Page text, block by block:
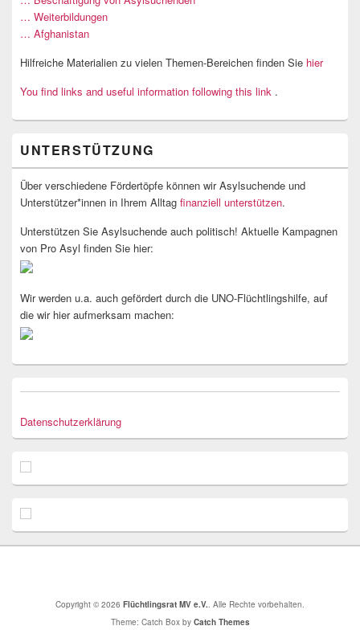
… Weiterbildungen
… Afghanistan
Hilfreiche Materialien zu vielen Themen-Bereichen finden Sie hier
You find links and useful information following this link .
UNTERSTÜTZUNG
Über verschiedene Fördertöpfe können wir Asylsuchende und
Unterstützer*innen in Ihrem Alltag finanziell unterstützen.
Unterstützen Sie Asylsuchende auch politisch! Aktuelle Kampagnen
von Pro Asyl finden Sie hier:
Wir werden u.a. auch gefördert durch die UNO-Flüchtlingshilfe, auf
die wir hier aufmerksam machen:
Datenschutzerklärung
Copyright © 2026 Flüchtlingsrat MV e.V.. Alle Rechte vorbehalten.
Theme: Catch Box by Catch Themes